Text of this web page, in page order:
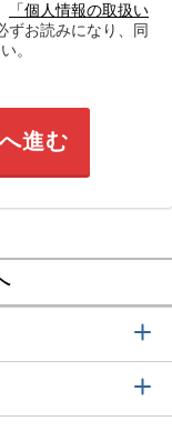
「個人情報の取扱い
ずお読みになり、同
。
進む